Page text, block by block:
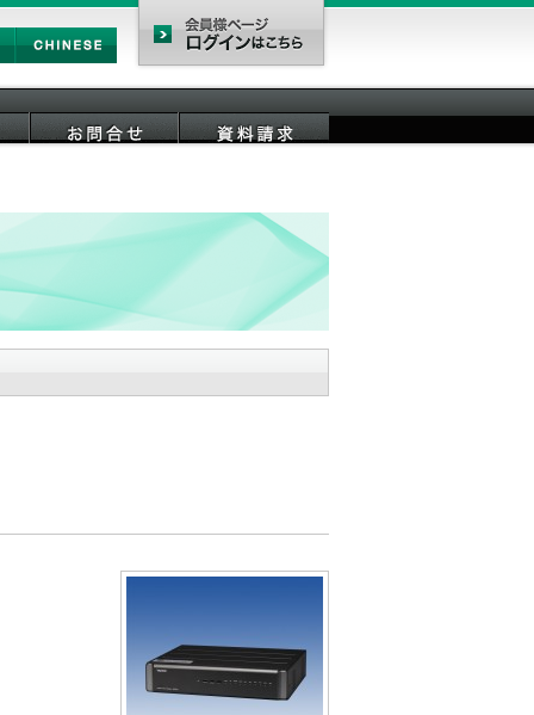
Chinese
会員様ページ